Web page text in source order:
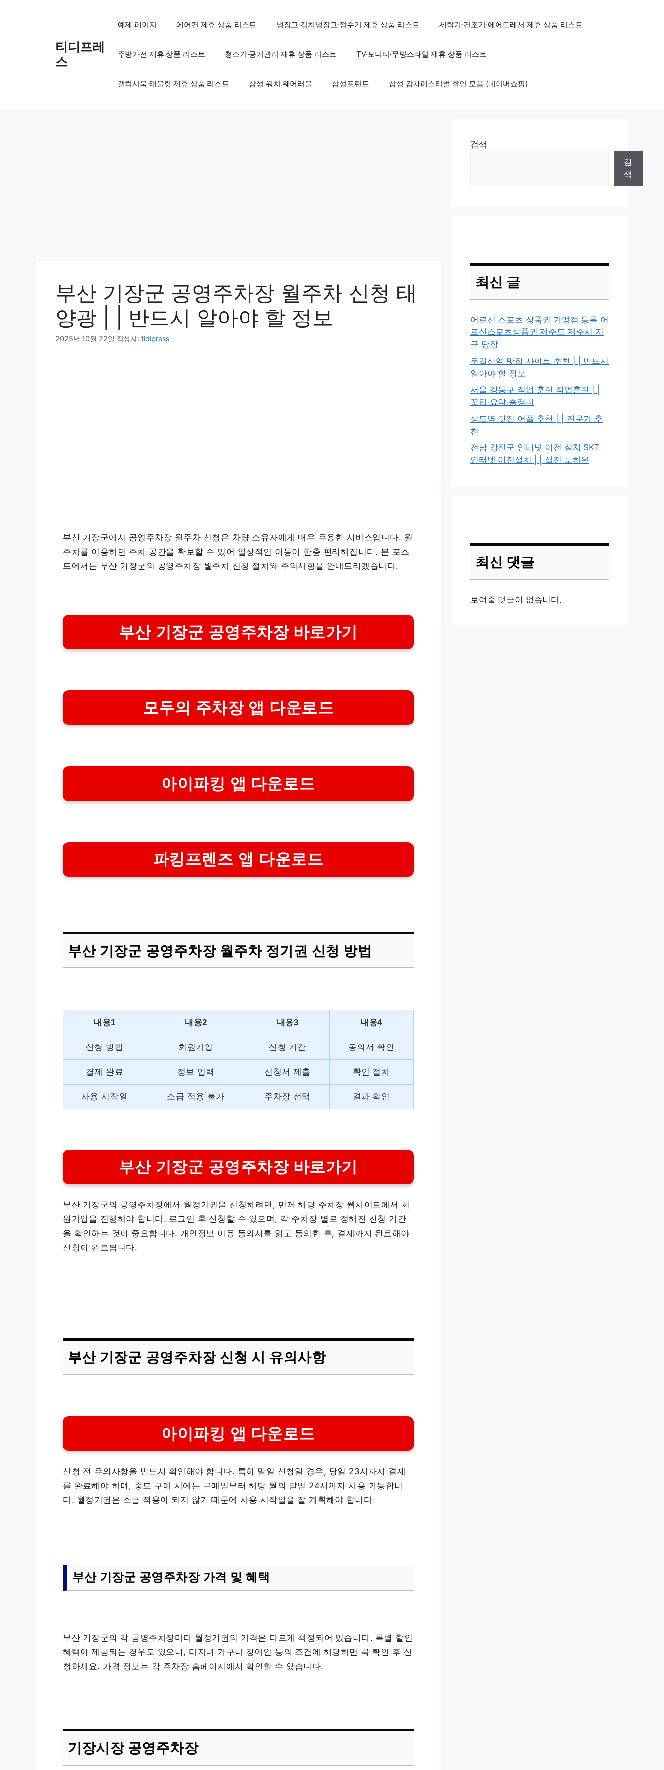
티디프레
스
예제 페이지 에어컨 제휴 상품 리스트 냉장고·김치냉장고·정수기 제휴 상품 리스트 세탁기·건조기·에어드레서 제휴 상품 리스트
주방가전 제휴 상품 리스트 청소기·공기관리 제휴 상품 리스트 TV·모니터·무빙스타일 제휴 상품 리스트
갤럭시북·태블릿 제휴 상품 리스트 삼성 워치 웨어러블 삼성프린트 삼성 감사페스티벌 할인 모음 (네이버쇼핑)
부산 기장군 공영주차장 월주차 신청 태
양광 | | 반드시 알아야 할 정보
2025년 10월 22일 작성자: tidipress
부산 기장군에서 공영주차장 월주차 신청은 차량 소유자에게 매우 유용한 서비스입니다. 월
주차를 이용하면 주차 공간을 확보할 수 있어 일상적인 이동이 한층 편리해집니다. 본 포스
트에서는 부산 기장군의 공영주차장 월주차 신청 절차와 주의사항을 안내드리겠습니다.
부산 기장군 공영주차장 바로가기
모두의 주차장 앱 다운로드
아이파킹 앱 다운로드
파킹프렌즈 앱 다운로드
부산 기장군 공영주차장 월주차 정기권 신청 방법
내용1 내용2 내용3 내용4
신청 방법 회원가입 신청 기간 동의서 확인
결제 완료 정보 입력 신청서 제출 확인 절차
사용 시작일 소급 적용 불가 주차장 선택 결과 확인
부산 기장군 공영주차장 바로가기
부산 기장군의 공영주차장에서 월정기권을 신청하려면, 먼저 해당 주차장 웹사이트에서 회
원가입을 진행해야 합니다. 로그인 후 신청할 수 있으며, 각 주차장 별로 정해진 신청 기간
을 확인하는 것이 중요합니다. 개인정보 이용 동의서를 읽고 동의한 후, 결제까지 완료해야
신청이 완료됩니다.
부산 기장군 공영주차장 신청 시 유의사항
아이파킹 앱 다운로드
신청 전 유의사항을 반드시 확인해야 합니다. 특히 말일 신청일 경우, 당일 23시까지 결제
를 완료해야 하며, 중도 구매 시에는 구매일부터 해당 월의 말일 24시까지 사용 가능합니
다. 월정기권은 소급 적용이 되지 않기 때문에 사용 시작일을 잘 계획해야 합니다.
부산 기장군 공영주차장 가격 및 혜택
부산 기장군의 각 공영주차장마다 월정기권의 가격은 다르게 책정되어 있습니다. 특별 할인
혜택이 제공되는 경우도 있으니, 다자녀 가구나 장애인 등의 조건에 해당하면 꼭 확인 후 신
청하세요. 가격 정보는 각 주차장 홈페이지에서 확인할 수 있습니다.
기장시장 공영주차장
검색
검
색
최신 글
어르신 스포츠 상품권 가맹점 등록 어
르신스포츠상품권 제주도 제주시 지
금 당장
운길산역 맛집 사이트 추천 | | 반드시
알아야 할 정보
서울 강동구 직업 훈련 직업훈련 | |
꿀팁·요약·총정리
상도역 맛집 어플 추천 | | 전문가 추
천
전남 강진군 인터넷 이전 설치 SKT
인터넷 이전설치 | | 실전 노하우
최신 댓글
보여줄 댓글이 없습니다.